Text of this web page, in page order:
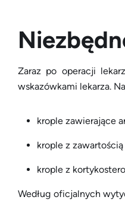
Zaraz po operacji
wskazówkami lekarza.
krople zawierające
krople z
krople z
Według oficjalnych